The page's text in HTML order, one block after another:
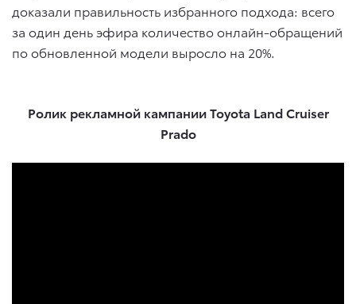
доказали правильность избранного подхода: всего
за один день эфира количество онлайн-обращений
по обновленной модели выросло на 20%.
Ролик рекламной кампании Toyota Land Cruiser
Prado